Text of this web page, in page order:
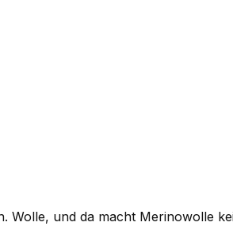
Wolle, und da macht Merinowolle